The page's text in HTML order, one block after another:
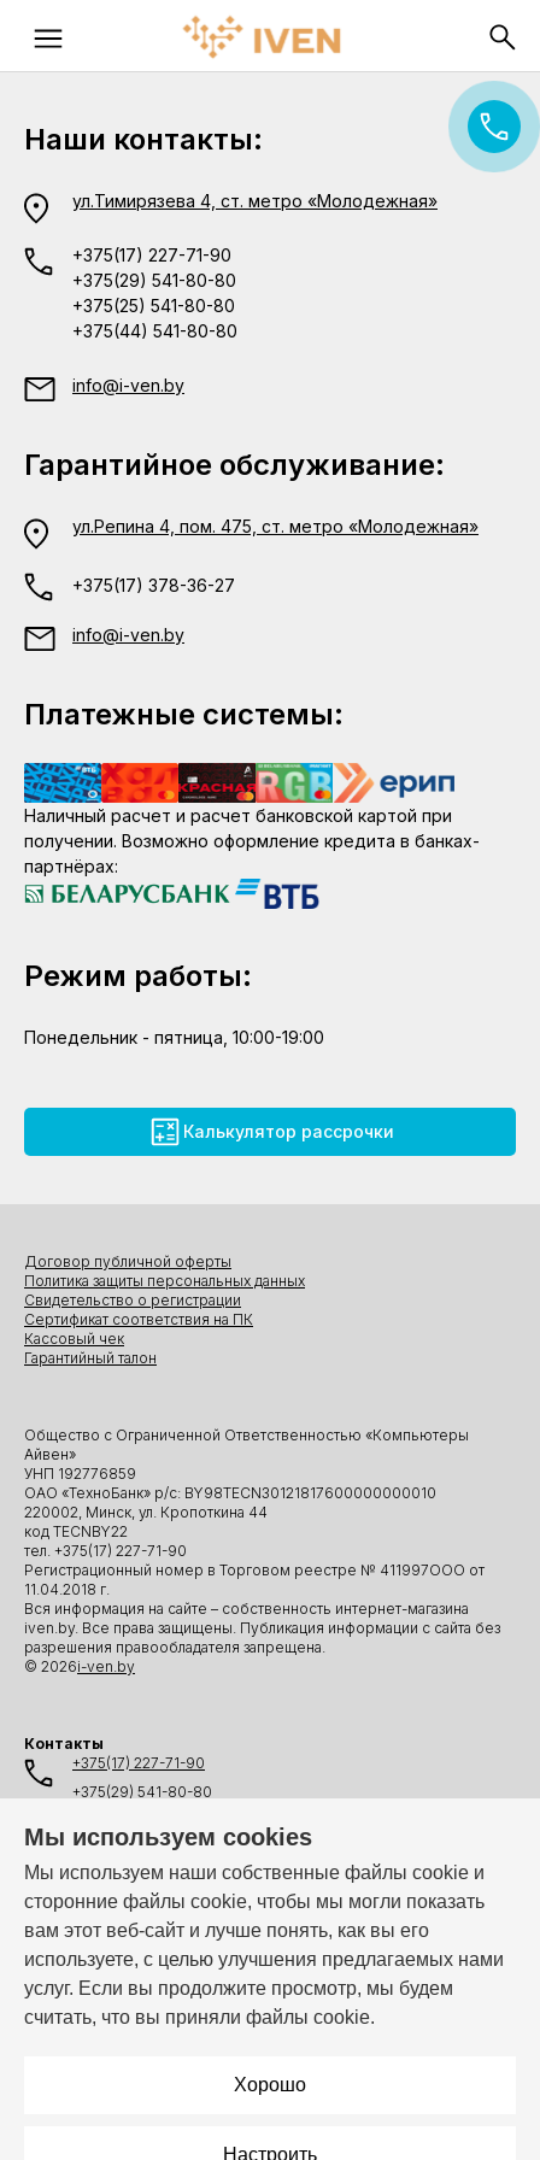
Мы используем cookies
Мы используем наши собственные файлы cookie и
сторонние файлы cookie, чтобы мы могли показать
вам этот веб-сайт и лучше понять, как вы его
используете, с целью улучшения предлагаемых нами
услуг. Если вы продолжите просмотр, мы будем
считать, что вы приняли файлы cookie.
Хорошо
Настроить
Наши контакты:
ул.Тимирязева 4, ст. метро «Молодежная»
+375(17) 227-71-90
+375(29) 541-80-80
+375(25) 541-80-80
+375(44) 541-80-80
info@i-ven.by
Гарантийное обслуживание:
ул.Репина 4, пом. 475, ст. метро «Молодежная»
+375(17) 378-36-27
info@i-ven.by
Платежные системы:
Наличный расчет и расчет банковской картой при
получении. Возможно оформление кредита в банках-
партнёрах:
Режим работы:
Понедельник - пятница, 10:00-19:00
Калькулятор рассрочки
Общество с Ограниченной Ответственностью «Компьютеры
Айвен»
УНП 192776859
ОАО «ТехноБанк» р/с: BY98TECN30121817600000000010
220002, Минск, ул. Кропоткина 44
код TECNBY22
тел. +375(17) 227-71-90
Регистрационный номер в Торговом реестре № 411997ООО от
11.04.2018 г.
Вся информация на сайте – собственность интернет-магазина
iven.by. Все права защищены. Публикация информации с сайта без
разрешения правообладателя запрещена.
© 2026i-ven.by
Договор публичной оферты
Политика защиты персональных данных
Свидетельство о регистрации
Сертификат соответствия на ПК
Кассовый чек
Гарантийный талон
Контакты
+375(17) 227-71-90
+375(29) 541-80-80
+375(44) 541-80-80
info@i-ven.by
Мы в мессенджерах:
Режим работы: Пн–Пт: 10:00 – 19:00